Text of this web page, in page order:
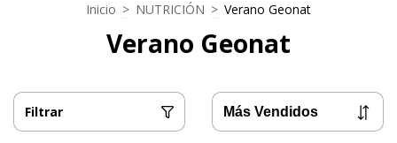
Inicio > NUTRICIÓN > Verano Geonat
Verano Geonat
Filtrar